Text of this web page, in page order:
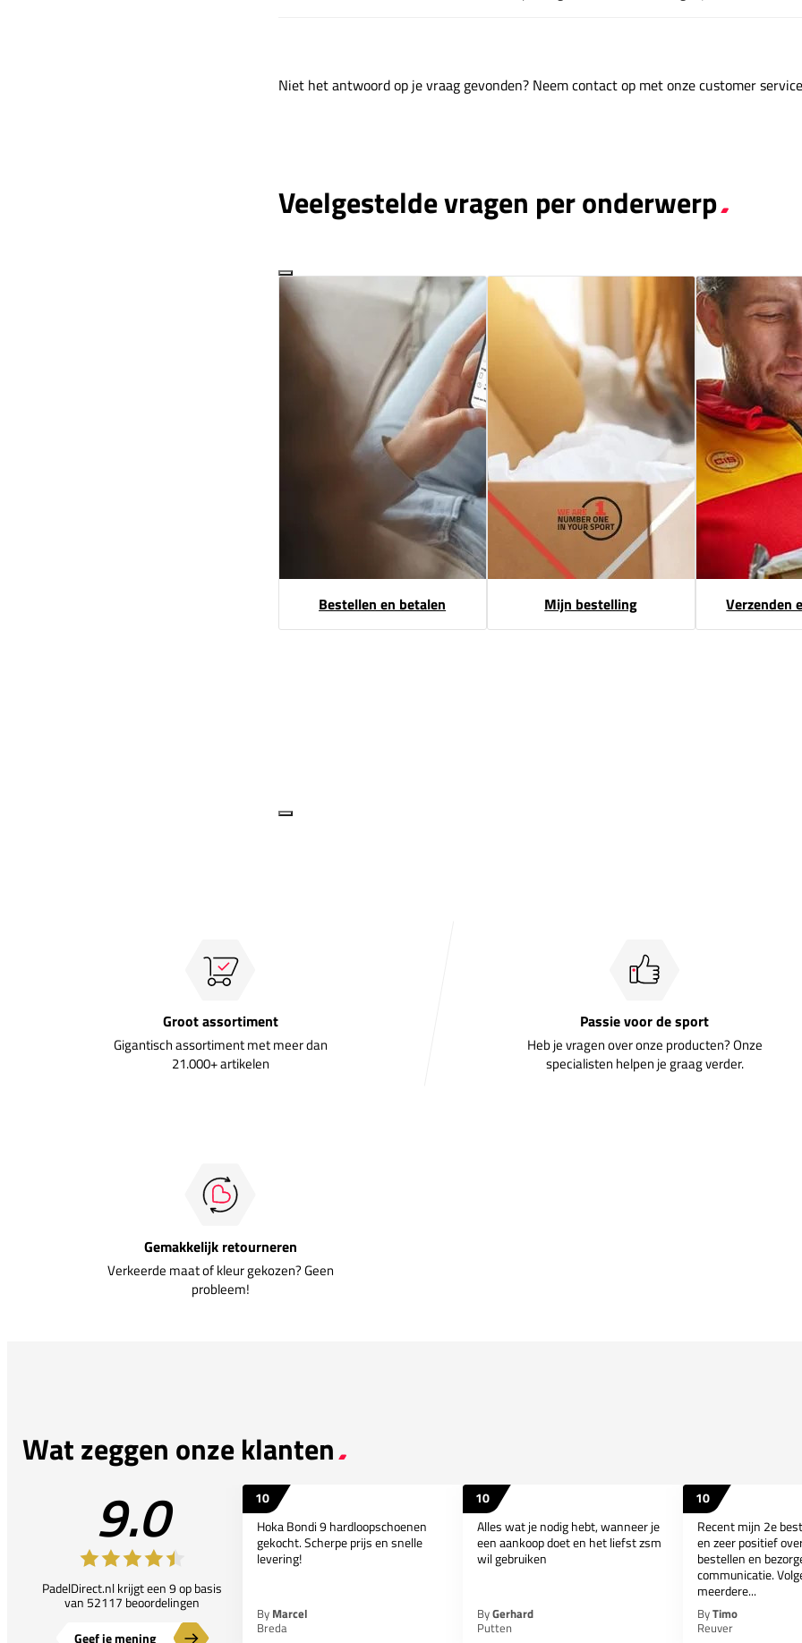
Niet het antwoord op je vraag gevonden? Neem contact op met onze customer
Veelgestelde vragen per onderwerp
Bestellen en betalen Mijn bestelling Verzenden
Groot assortiment
Gigantisch assortiment met meer dan
21.000+ artikelen
Passie voor de sport
Heb je vragen over onze producten? Onze
specialisten helpen je graag verder.
Gemakkelijk retourneren
Verkeerde maat of kleur gekozen? Geen
probleem!
Wat zeggen onze klanten
9.0
PadelDirect.nl krijgt een 9 op basis
van 52117 beoordelingen
Geef je mening
10
Hoka Bondi 9 hardloopschoenen
gekocht. Scherpe prijs en snelle
levering!
By Marcel
Breda
10
Alles wat je nodig hebt, wanneer je
een aankoop doet en het liefst zsm
wil gebruiken
ByGerhard
Putten
10
Recent mijn 2e
en zeer positief
bestellen en
communicatie.
meerdere...
ByTimo
Reuver